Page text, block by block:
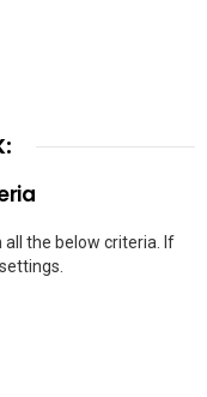
the below criteria. If